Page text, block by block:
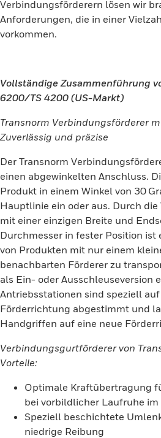
Verbindungsförderern lösen wir
Anforderungen, die in einer
vorkommen.
Vollständige Zusammenführung
6200/TS 4200 (US-Markt)
Transnorm Verbindungsförderer
Zuverlässig und präzise
Der Transnorm
einen abgewinkelten Anschluss.
Produkt in einem Winkel von 30
Hauptlinie ein oder aus. Durch
mit einer einzigen Breite und
Durchmesser in fester Position ist
von Produkten mit nur einem
benachbarten Förderer zu
als Ein- oder Ausschleuseversion
Antriebsstationen sind speziell
Förderrichtung abgestimmt und
Handgriffen auf eine neue
Verbindungsgurtförderer von
Vorteile:
Optimale Kraftübertragung
bei vorbildlicher Laufruhe im
Speziell beschichtete
niedrige Reibung